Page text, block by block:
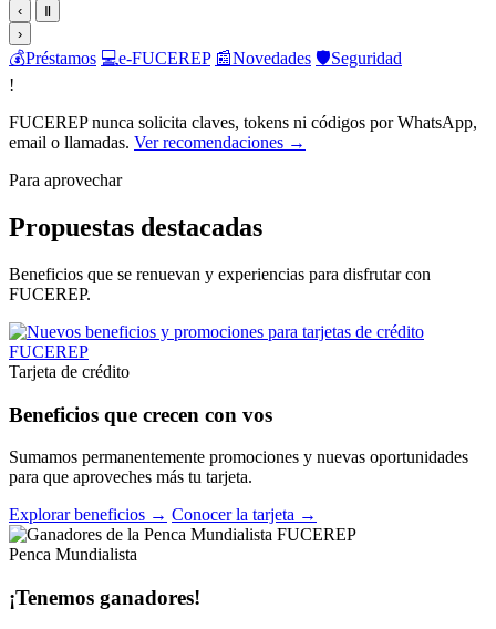
‹
Ⅱ
›
💰Préstamos 💻e-FUCEREP 📰Novedades 🛡️Seguridad
!
FUCEREP nunca solicita claves, tokens ni códigos por WhatsApp,
email o llamadas. Ver recomendaciones →
Para aprovechar
Propuestas destacadas
Beneficios que se renuevan y experiencias para disfrutar con
FUCEREP.
Tarjeta de crédito
Beneficios que crecen con vos
Sumamos permanentemente promociones y nuevas oportunidades
para que aproveches más tu tarjeta.
Explorar beneficios → Conocer la tarjeta →
Penca Mundialista
¡Tenemos ganadores!